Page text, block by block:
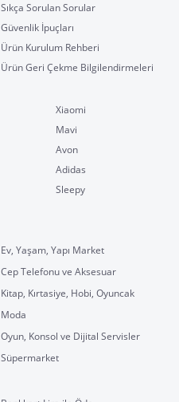
Sıkça Sorulan Sorular
Güvenlik İpuçları
Ürün Kurulum Rehberi
Ürün Geri Çekme Bilgilendirmeleri
Xiaomi
Mavi
Avon
Adidas
Sleepy
Ev, Yaşam, Yapı Market
Cep Telefonu ve Aksesuar
Kitap, Kırtasiye, Hobi, Oyuncak
Moda
Oyun, Konsol ve Dijital Servisler
Süpermarket